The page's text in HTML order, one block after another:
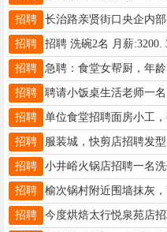
招聘
招聘
招聘
招聘
招聘
招聘
招聘
招聘
招聘